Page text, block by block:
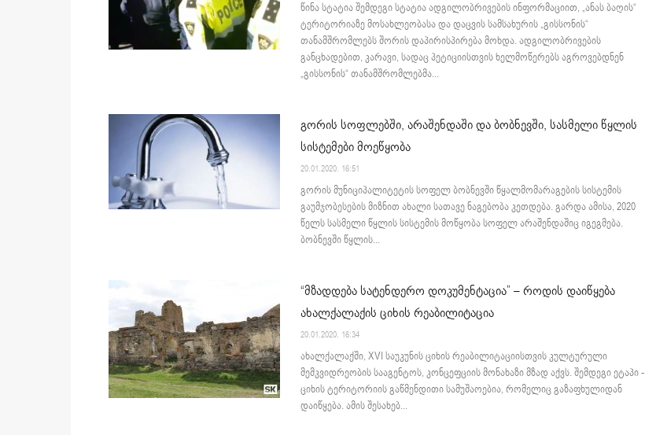
წინა სტატია შემდეგი სტატია ადგილობრივების ინფორმაციით, „ანას ბაღის“
ტერიტორიაზე მოსახლეობასა და დაცვის სამსახურის „გისსონის“
თანამშრომლებს შორის დაპირისპირება მოხდა. ადგილობრივების
განცხადებით, კარავი, სადაც პეტიციისთვის ხელმოწერებს აგროვებდნენ
„გისსონის“ თანამშრომლებმა...
გორის სოფლებში, არაშენდაში და ბობნევში, სასმელი წყლის
სისტემები მოეწყობა
20.01.2020. 16:51
გორის მუნიციპალიტეტის სოფელ ბობნევში წყალმომარაგების სისტემის
გაუმჯობესების მიზნით ახალი სათავე ნაგებობა კეთდება. გარდა ამისა, 2020
წელს სასმელი წყლის სისტემის მოწყობა სოფელ არაშენდაშიც იგეგმება.
ბობნევში წყლის...
“მზადდება სატენდერო დოკუმენტაცია” – როდის დაიწყება
ახალქალაქის ციხის რეაბილიტაცია
20.01.2020. 16:34
ახალქალაქში, XVI საუკუნის ციხის რეაბილიტაციისთვის კულტურული
მემკვიდრეობის სააგენტოს, კონცეფციის მონახაზი მზად აქვს. შემდეგი ეტაპი -
ციხის ტერიტორიის გაწმენდითი სამუშაოებია, რომელიც გაზაფხულიდან
დაიწყება. ამის შესახებ...